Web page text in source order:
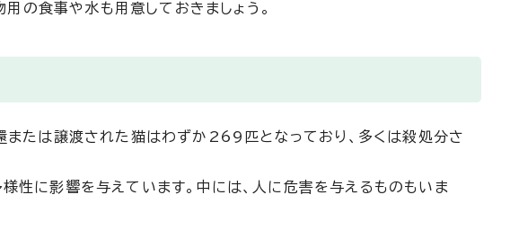
用の食事や水も用意しておきましょう。
たは譲渡された猫はわずか269匹となっており、多くは殺処分さ
に影響を与えています。中には、人に危害を与えるものもいま